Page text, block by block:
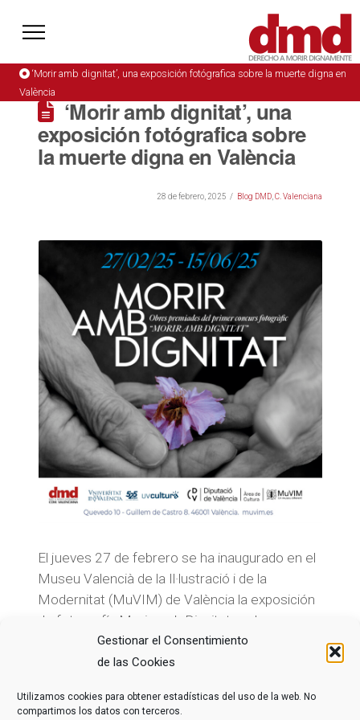
Gestionar el Consentimiento
de las Cookies
Utilizamos cookies para obtener estadísticas del uso de la web. No
compartimos los datos con terceros.
‘Morir amb dignitat’, una exposición fotógrafica sobre la muerte digna en
València
‘Morir amb dignitat’, una
exposición fotógrafica sobre
la muerte digna en València
28 de febrero, 2025 Blog DMD, C. Valenciana
El jueves 27 de febrero se ha inaugurado en el
Museu Valencià de la Il·lustració i de la
Modernitat (MuVIM) de València la exposición
de fotografía Morir amb Dignitat, en la que se
exhiben las obras premiadas en el primer
concurso fotográfico organizado por DMD
visitar hasta el 15 de junio.